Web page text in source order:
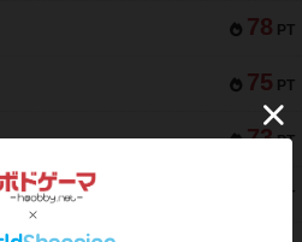
78 PT
75 PT
73 PT
PT